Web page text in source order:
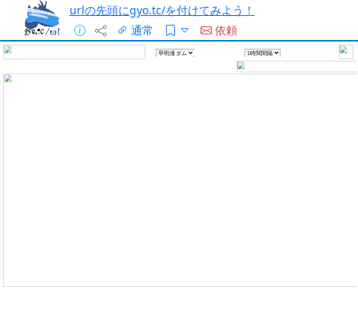
urlの先頭にgyo.tc/を付けてみよう！
通常
依頼